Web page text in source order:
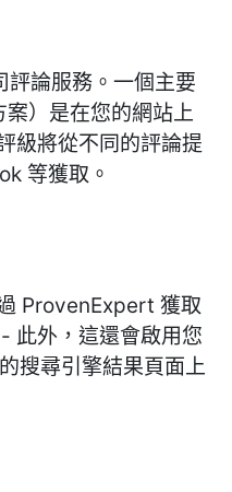
論服務。一個主要
）是在您的網站上
級將從不同的評論提
等獲取。
ProvenExpert 獲取
此外，這還會啟用您
搜尋引擎結果頁面上